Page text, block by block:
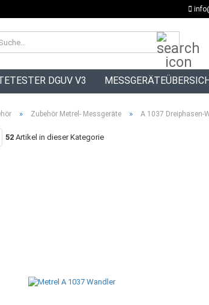
DGUV V3
» Zubehör Metrel- Messgeräte » A 1037 Dreiphasen-
52 Artikel in dieser Kategorie